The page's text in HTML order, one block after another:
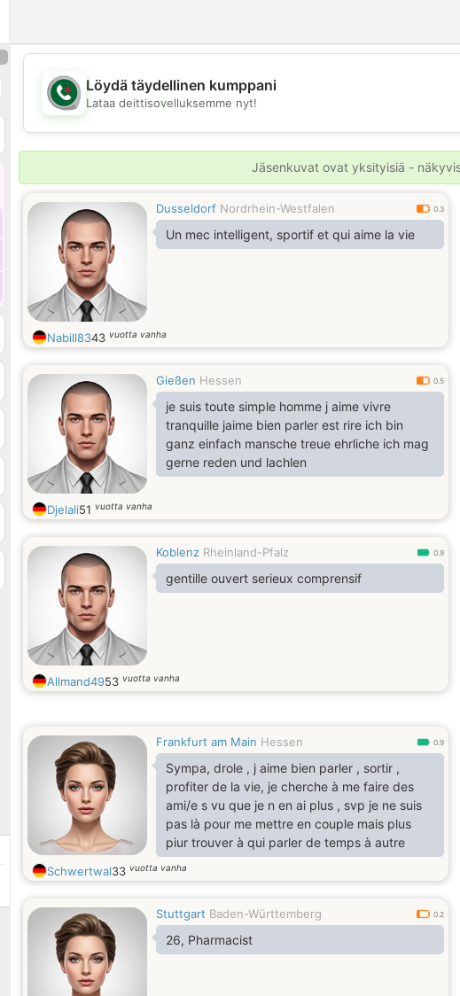
💕
Löydä täydellinen kumppani
Lataa deittisovelluksemme nyt!
Jäsenkuvat ovat yksityisiä -
Dusseldorf Nordrhein-Westfalen 0.3
Un mec intelligent, sportif et qui aime la vie
Nabill8343 vuotta vanha
Gießen Hessen 0.5
je suis toute simple homme j aime vivre
tranquille jaime bien parler est rire ich bin
ganz einfach mansche treue ehrliche ich mag
gerne reden und lachlen
Djelali51 vuotta vanha
Koblenz Rheinland-Pfalz 0.9
gentille ouvert serieux comprensif
Allmand4953 vuotta vanha
Frankfurt am Main Hessen 0.9
Sympa, drole , j aime bien parler , sortir ,
profiter de la vie, je cherche à me faire des
ami/e s vu que je n en ai plus , svp je ne suis
pas là pour me mettre en couple mais plus
piur trouver à qui parler de temps à autre
Schwertwal33 vuotta vanha
Stuttgart Baden-Württemberg 0.2
26, Pharmacist